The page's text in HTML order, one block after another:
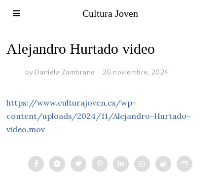
Cultura Joven
Alejandro Hurtado video
by Daniela Zambrano 20 noviembre, 2024
https://www.culturajoven.es/wp-
content/uploads/2024/11/Alejandro-Hurtado-
video.mov